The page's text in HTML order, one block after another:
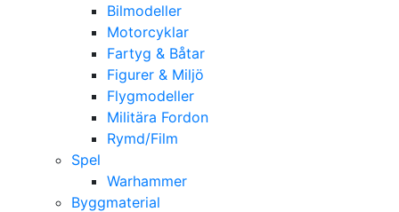
Bilmodeller
Motorcyklar
Fartyg & Båtar
Figurer & Miljö
Flygmodeller
Militära Fordon
Rymd/Film
Spel
Warhammer
Byggmaterial